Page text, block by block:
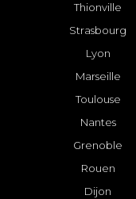
Thionville
Strasbourg
Lyon
Marseille
Toulouse
Nantes
Grenoble
Rouen
Dijon